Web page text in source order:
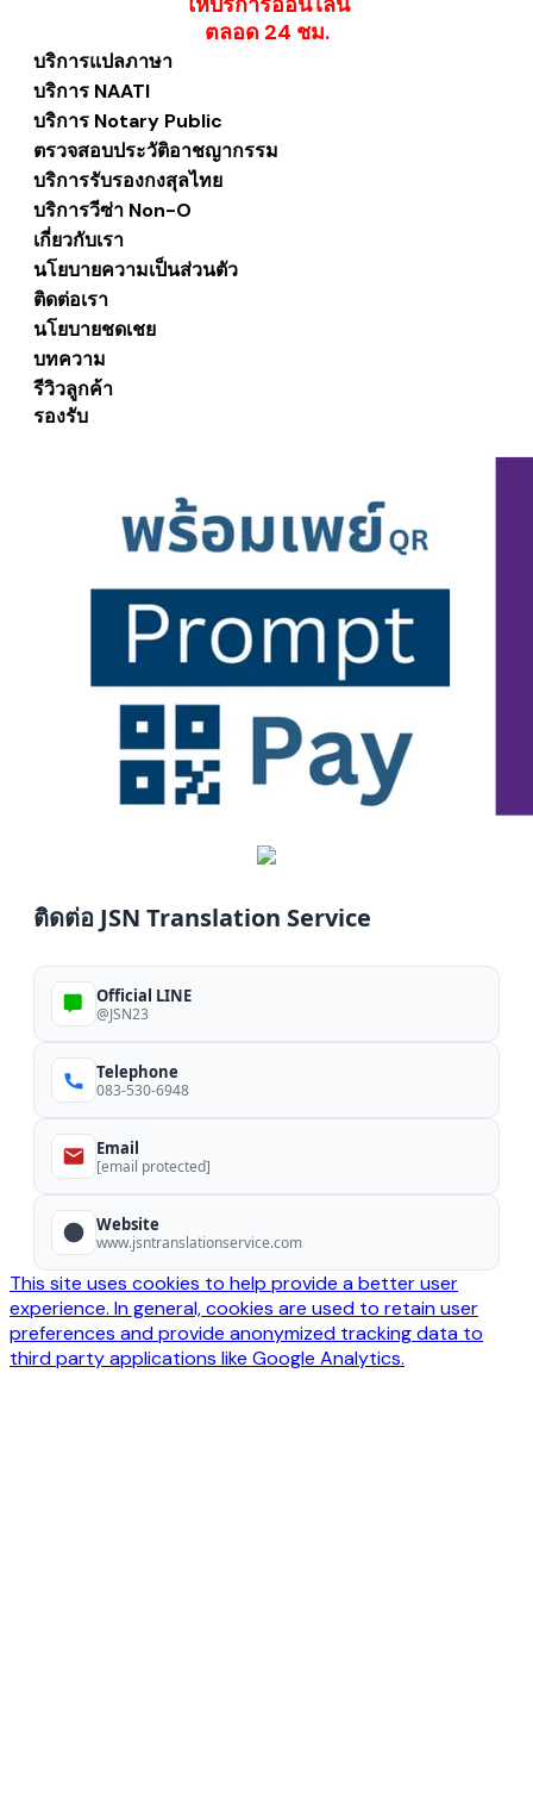
​ตลอด 24 ชม.
บริการแปลภาษา
บริการ NAATI
บริการ Notary Public
ตรวจสอบประวัติอาชญากรรม
บริการรับรองกงสุลไทย
บริการวีซ่า Non-O
เกี่ยวกับเรา
นโยบายความเป็นส่วนตัว
ติดต่อเรา
นโยบายชดเชย
บทความ
รีวิวลูกค้า
รองรับ
ติดต่อ JSN Translation Service
Official LINE
@JSN23
Telephone
083-530-6948
Email
[email protected]
Website
www.jsntranslationservice.com
This site uses cookies to help provide a better user
experience. In general, cookies are used to retain user
preferences and provide anonymized tracking data to
third party applications like Google Analytics.